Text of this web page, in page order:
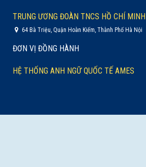
TRUNG ƯƠNG ĐOÀN TNCS HỒ CHÍ MINH
64 Bà Triệu, Quận Hoàn Kiếm, Thành Phố Hà Nội
ĐƠN VỊ ĐỒNG HÀNH
HỆ THỐNG ANH NGỮ QUỐC TẾ AMES